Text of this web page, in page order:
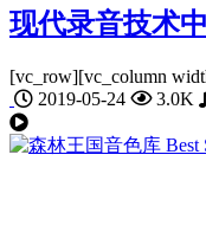
现代录音技术
[vc_row][vc_column
2019-05-24
3.0K